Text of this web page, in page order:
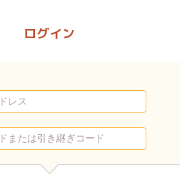
ログイン